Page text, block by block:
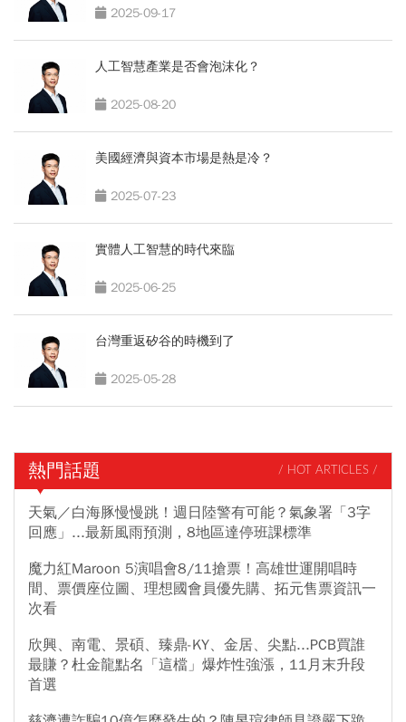
2025-09-17
人工智慧產業是否會泡沫化？
2025-08-20
美國經濟與資本市場是熱是冷？
2025-07-23
實體人工智慧的時代來臨
2025-06-25
台灣重返矽谷的時機到了
2025-05-28
熱門話題 / HOT ARTICLES /
天氣／白海豚慢慢跳！週日陸警有可能？氣象署「3字
回應」...最新風雨預測，8地區達停班課標準
魔力紅Maroon 5演唱會8/11搶票！高雄世運開唱時
間、票價座位圖、理想國會員優先購、拓元售票資訊一
次看
欣興、南電、景碩、臻鼎-KY、金居、尖點...PCB買誰
最賺？杜金龍點名「這檔」爆炸性強漲，11月末升段
首選